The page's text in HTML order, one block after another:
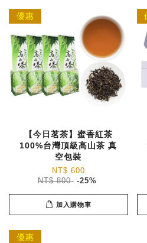
優惠
【今日茗茶】蜜香紅茶
100%台灣頂級高山茶 真
空包裝
NT$ 600
NT$ 800 -25%
加入購物車
優惠